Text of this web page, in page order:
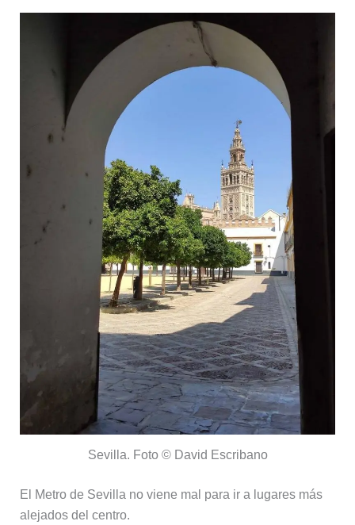
Sevilla. Foto © David Escribano
El Metro de Sevilla no viene mal para ir a lugares más
alejados del centro.